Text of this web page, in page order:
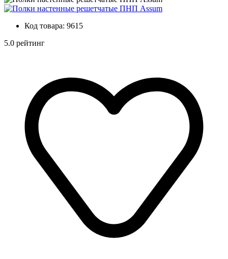
Код товара: 9615
5.0 рейтинг